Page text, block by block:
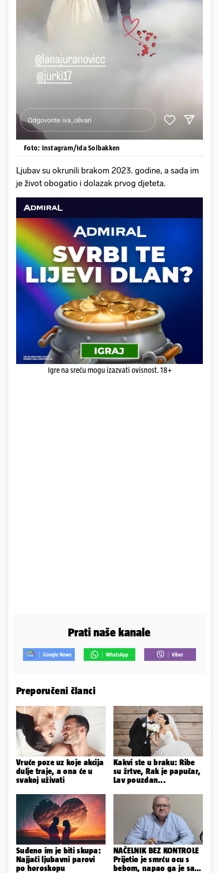
Foto: Instagram/Ida Solbakken
Ljubav su okrunili brakom 2023. godine, a sada im
je život obogatio i dolazak prvog djeteta.
Igre na sreću mogu izazvati ovisnost. 18+
Prati naše kanale
Preporučeni članci
Vruće poze uz koje akcija
dulje traje, a ona će u
svakoj uživati
Kakvi ste u braku: Ribe
su žrtve, Rak je papučar,
Lav pouzdan...
Suđeno im je biti skupa:
Najjači ljubavni parovi
po horoskopu
NAČELNIK BEZ KONTROLE
Prijetio je smrću ocu s
bebom, napao ga je sa